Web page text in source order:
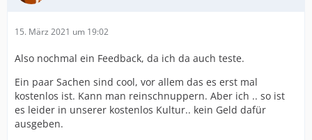
15. März 2021 um 19:02
Also nochmal ein Feedback, da ich da auch teste.
Ein paar Sachen sind cool, vor allem das es erst mal
kostenlos ist. Kann man reinschnuppern. Aber ich .. so ist
es leider in unserer kostenlos Kultur.. kein Geld dafür
ausgeben.